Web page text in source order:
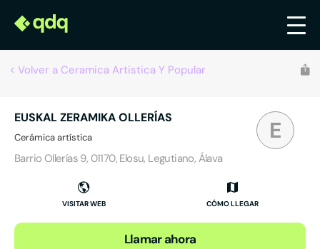
Volver a Ceramica Artistica Y Popular
E
EUSKAL ZERAMIKA OLLERÍAS
Cerámica artística
Barrio Ollerías 9, 01170, Elosu, Legutiano, Álava
VISITAR WEB CÓMO LLEGAR
Llamar ahora